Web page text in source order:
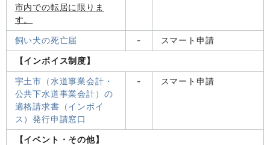
市内での転居に限りま
す。
飼い犬の死亡届 - スマート申請
【インボイス制度】
宇土市（水道事業会計・
公共下水道事業会計）の
適格請求書（インボイ
ス）発行申請窓口
- スマート申請
【イベント・その他】